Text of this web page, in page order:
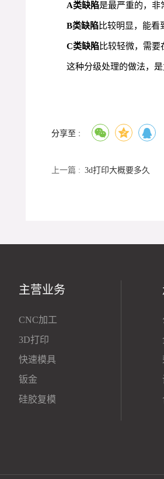
A类缺陷是最严重的，非
B类缺陷比较明显，能看
C类缺陷比较轻微，需
这种分级处理的做法，
分享至 :
上一篇 : 3d打印大概要多久
主营业务
CNC加工
3D打印
快速模具
钣金
硅胶复模